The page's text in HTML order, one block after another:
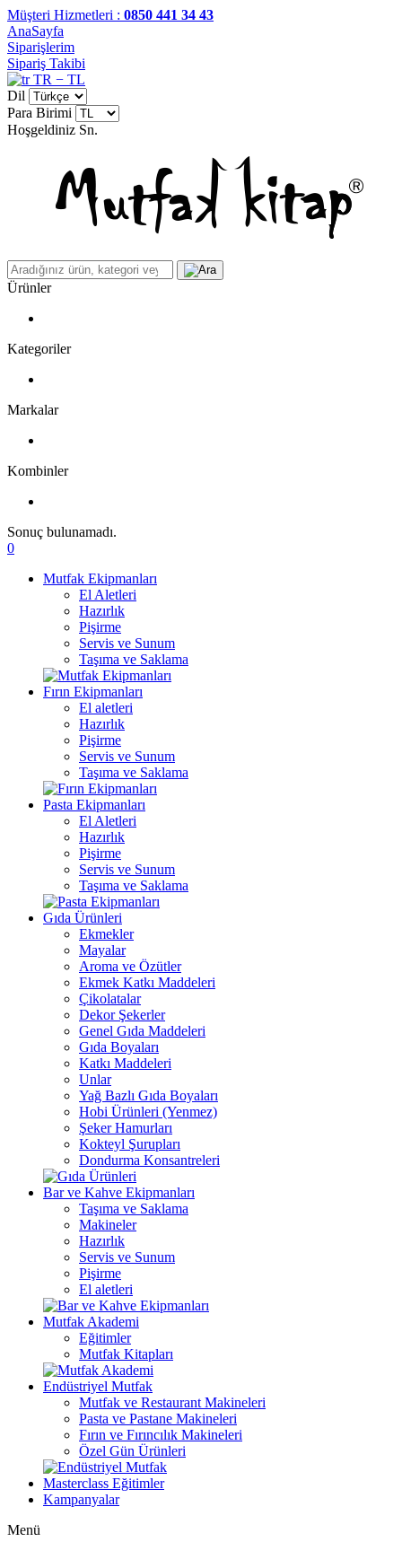
Müşteri Hizmetleri : 0850 441 34 43
AnaSayfa
Siparişlerim
Sipariş Takibi
TR − TL
Dil
Para Birimi
Hoşgeldiniz Sn.
Ürünler
Kategoriler
Markalar
Kombinler
Sonuç bulunamadı.
0
Mutfak Ekipmanları
El Aletleri
Hazırlık
Pişirme
Servis ve Sunum
Taşıma ve Saklama
Fırın Ekipmanları
El aletleri
Hazırlık
Pişirme
Servis ve Sunum
Taşıma ve Saklama
Pasta Ekipmanları
El Aletleri
Hazırlık
Pişirme
Servis ve Sunum
Taşıma ve Saklama
Gıda Ürünleri
Ekmekler
Mayalar
Aroma ve Özütler
Ekmek Katkı Maddeleri
Çikolatalar
Dekor Şekerler
Genel Gıda Maddeleri
Gıda Boyaları
Katkı Maddeleri
Unlar
Yağ Bazlı Gıda Boyaları
Hobi Ürünleri (Yenmez)
Şeker Hamurları
Kokteyl Şurupları
Dondurma Konsantreleri
Bar ve Kahve Ekipmanları
Taşıma ve Saklama
Makineler
Hazırlık
Servis ve Sunum
Pişirme
El aletleri
Mutfak Akademi
Eğitimler
Mutfak Kitapları
Endüstriyel Mutfak
Mutfak ve Restaurant Makineleri
Pasta ve Pastane Makineleri
Fırın ve Fırıncılık Makineleri
Özel Gün Ürünleri
Masterclass Eğitimler
Kampanyalar
Menü